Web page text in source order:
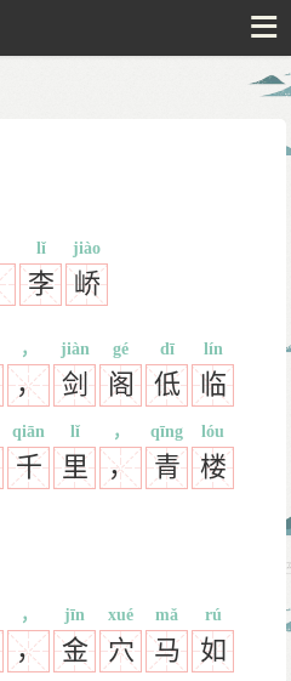
李
lǐ
峤
jiào
，
，
剑
jiàn
阁
gé
低
dī
临
lín
千
qiān
里
lǐ
，
，
青
qīng
楼
lóu
，
，
金
jīn
穴
xué
马
mǎ
如
rú